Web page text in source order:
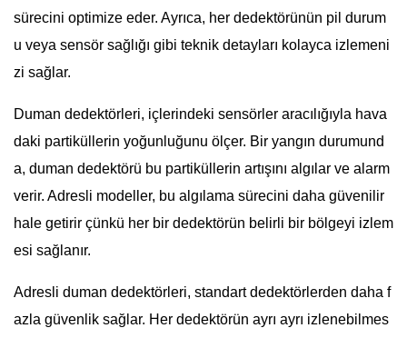
sürecini optimize eder. Ayrıca, her dedektörünün pil durum
u veya sensör sağlığı gibi teknik detayları kolayca izlemeni
zi sağlar.
Duman dedektörleri, içlerindeki sensörler aracılığıyla hava
daki partiküllerin yoğunluğunu ölçer. Bir yangın durumund
a, duman dedektörü bu partiküllerin artışını algılar ve alarm
verir. Adresli modeller, bu algılama sürecini daha güvenilir
hale getirir çünkü her bir dedektörün belirli bir bölgeyi izlem
esi sağlanır.
Adresli duman dedektörleri, standart dedektörlerden daha f
azla güvenlik sağlar. Her dedektörün ayrı ayrı izlenebilmes